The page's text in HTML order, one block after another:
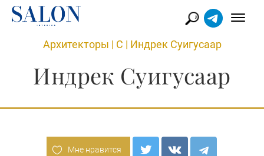
Архитекторы | С | Индрек Суигусаар
Индрек Суигусаар
Мне нравится